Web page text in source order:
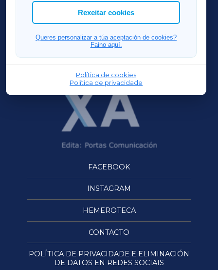
Rexeitar cookies
Queres personalizar a túa aceptación de cookies?
Faino aquí.
Política de cookies
Política de privacidade
ACORUÑAXA
FERROLXA
OURENSEXA
FACEBOOK
INSTAGRAM
HEMEROTECA
CONTACTO
POLÍTICA DE PRIVACIDADE E ELIMINACIÓN
DE DATOS EN REDES SOCIAIS